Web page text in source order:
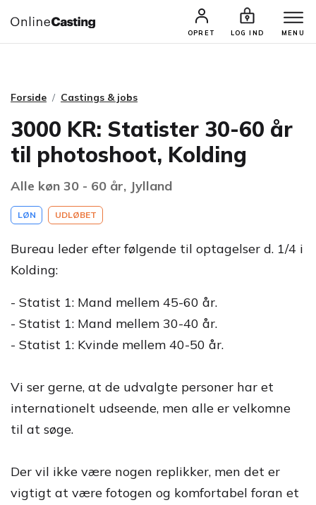
OPRET LOG IND MENU
CASTINGS & JOBS SØG PROFIL
Forside Castings & jobs
3000 KR: Statister 30-60 år
til photoshoot, Kolding
Alle køn 30 - 60 år, Jylland
LØN UDLØBET
Bureau leder efter følgende til optagelser d. 1/4 i
Kolding:
- Statist 1: Mand mellem 45-60 år.
- Statist 1: Mand mellem 30-40 år.
- Statist 1: Kvinde mellem 40-50 år.
Vi ser gerne, at de udvalgte personer har et
internationelt udseende, men alle er velkomne
til at søge.
Der vil ikke være nogen replikker, men det er
vigtigt at være fotogen og komfortabel foran et